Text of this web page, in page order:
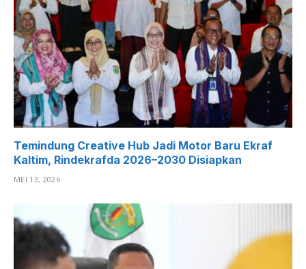
Temindung Creative Hub Jadi Motor Baru Ekraf
Kaltim, Rindekrafda 2026–2030 Disiapkan
MEI 13, 2026